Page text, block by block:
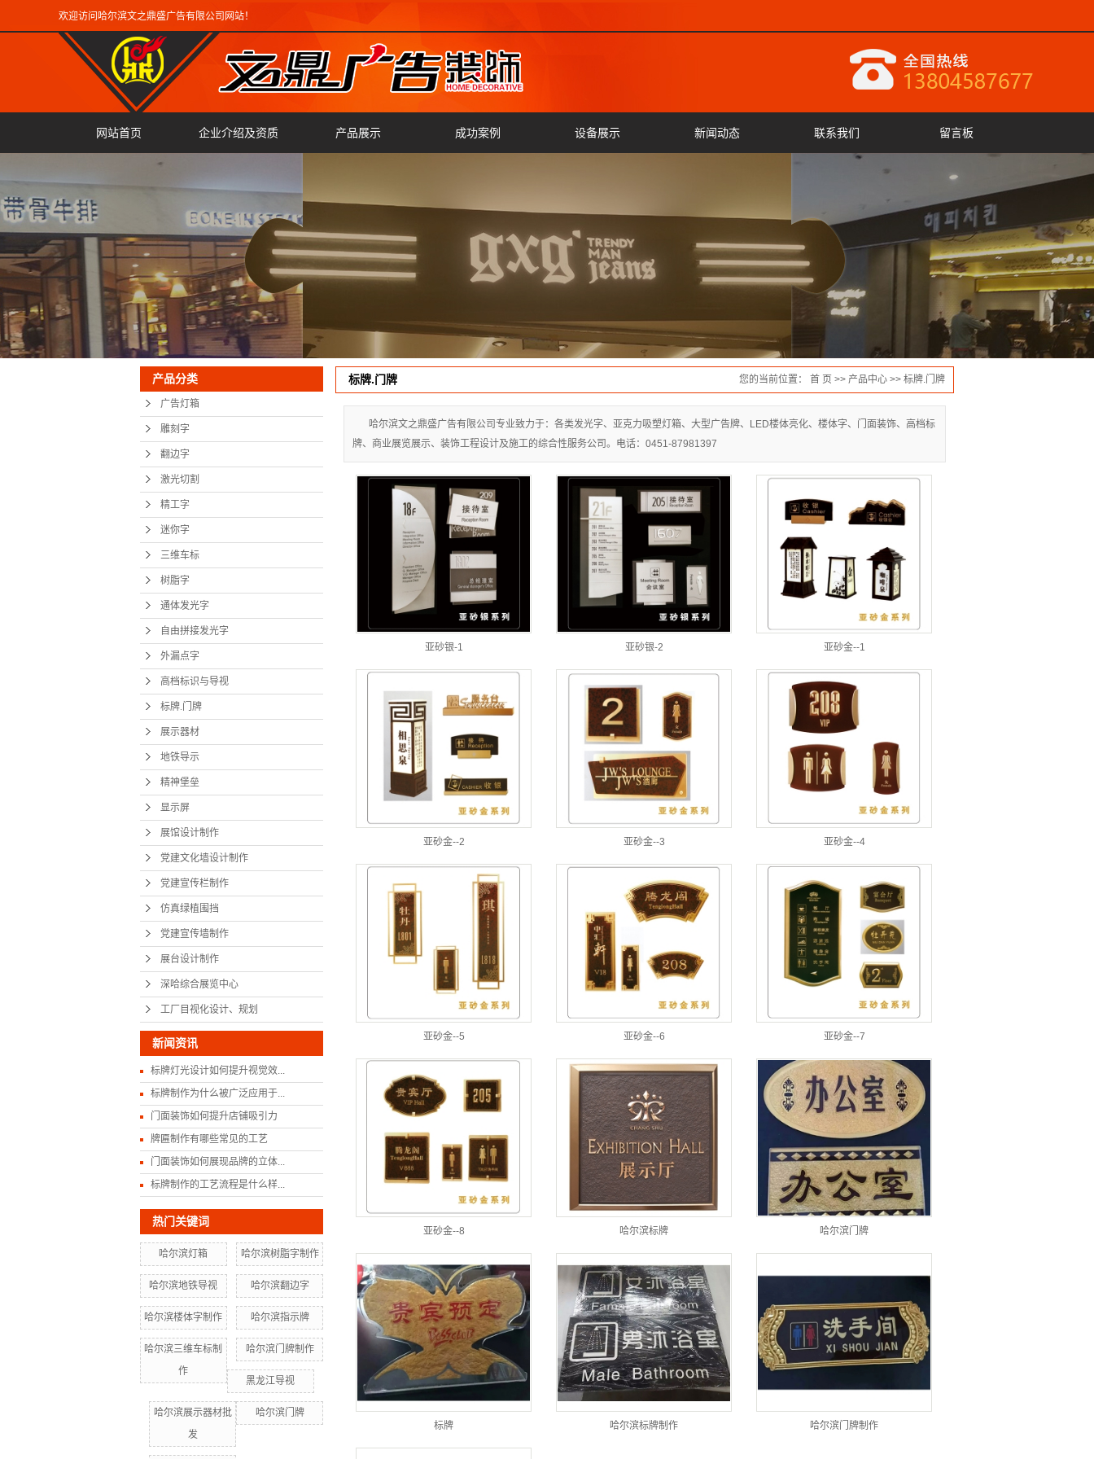
欢迎访问哈尔滨文之鼎盛广告有限公司网站！
网站首页 企业介绍及资质 产品展示
翻边字
激光切割
树脂字
通体发光字
自由拼接发光字
外漏点字
精神堡垒
展馆设计制作
党建文化墙设计制作
仿真绿植围挡
党建宣传墙制作
工厂目视化设计、规划
成功案例 设备展示 新闻动态 联系我们 留言板
产品分类
广告灯箱
雕刻字
翻边字
激光切割
精工字
迷你字
三维车标
树脂字
通体发光字
自由拼接发光字
外漏点字
高档标识与导视
标牌.门牌
展示器材
地铁导示
精神堡垒
显示屏
展馆设计制作
党建文化墙设计制作
党建宣传栏制作
仿真绿植围挡
党建宣传墙制作
展台设计制作
深哈综合展览中心
工厂目视化设计、规划
新闻资讯
标牌灯光设计如何提升视觉效...
标牌制作为什么被广泛应用于...
门面装饰如何提升店铺吸引力
牌匾制作有哪些常见的工艺
门面装饰如何展现品牌的立体...
标牌制作的工艺流程是什么样...
热门关键词
哈尔滨灯箱 哈尔滨树脂字制作
哈尔滨地铁导视 哈尔滨翻边字
哈尔滨楼体字制作 哈尔滨指示牌
哈尔滨三维车标制
作
哈尔滨门牌制作
黑龙江导视
哈尔滨展示器材批
发
哈尔滨门牌
标牌.门牌 您的当前位置： 首 页 >> 产品中心 >> 标牌.门牌
哈尔滨文之鼎盛广告有限公司专业致力于：各类发光字、亚克力吸塑灯箱、大型广告牌、LED楼体亮化、楼体字、门面装饰、高档标
牌、商业展览展示、装饰工程设计及施工的综合性服务公司。电话：0451-87981397
亚砂银-1 亚砂银-2 亚砂金--1
亚砂金--2 亚砂金--3 亚砂金--4
亚砂金--5 亚砂金--6 亚砂金--7
亚砂金--8 哈尔滨标牌 哈尔滨门牌
标牌 哈尔滨标牌制作 哈尔滨门牌制作